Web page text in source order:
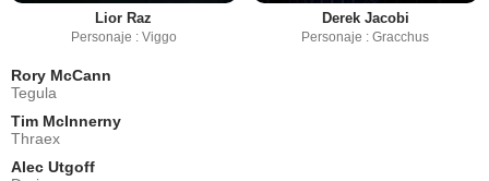
Lior Raz
Personaje : Viggo
Derek Jacobi
Personaje : Gracchus
Rory McCann
Tegula
Tim McInnerny
Thraex
Alec Utgoff